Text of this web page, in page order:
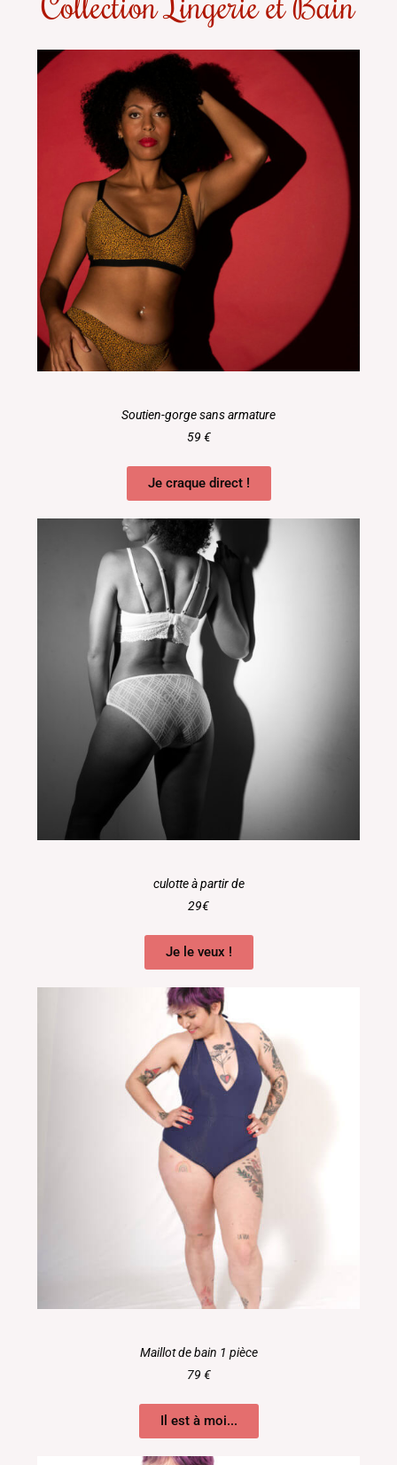
Soutien-gorge sans armature
59 €
Je craque direct !
culotte à partir de
29€
Je le veux !
Maillot de bain 1 pièce
79 €
Il est à moi...